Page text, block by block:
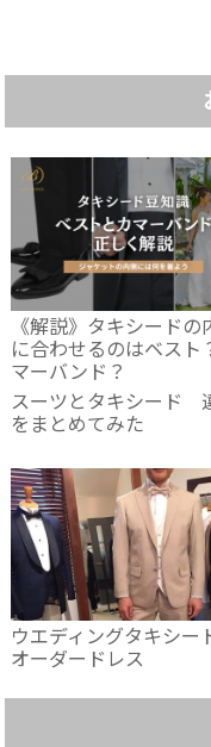
《解説》タキシードの
に合わせるのはベスト
マーバンド？
スーツとタキシード
をまとめてみた
ウエディングタキシー
オーダードレス